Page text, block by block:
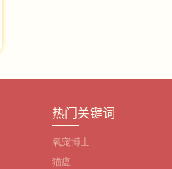
热门关键词
氧宠博士
猫瘟